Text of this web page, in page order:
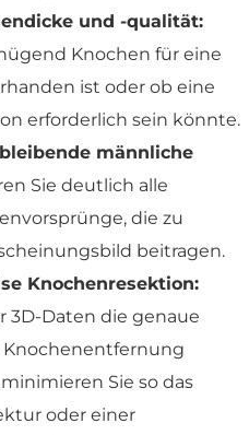
und -qualität:
Knochen für eine
ist oder ob eine
erforderlich sein könnte.
männliche
Sie deutlich alle
die zu
beitragen.
Knochenresektion:
3D-Daten die genaue
Sie so das
oder einer